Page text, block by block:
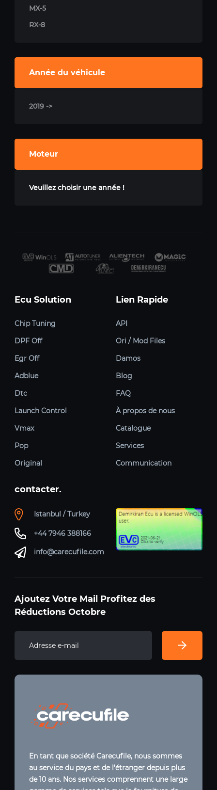
MX-5
RX-8
Année du véhicule
2019 ->
Moteur
Veuillez choisir une année !
Ecu Solution
Chip Tuning
DPF Off
Egr Off
Adblue
Dtc
Launch Control
Vmax
Pop
Original
Lien Rapide
API
Ori / Mod Files
Damos
Blog
FAQ
À propos de nous
Catalogue
Services
Communication
contacter.
Istanbul / Turkey
+44 7946 388166
info@carecufile.com
Ajoutez Votre Mail Profitez des
Réductions Octobre
En tant que société Carecufile, nous sommes
au service du pays et de l'étranger depuis plus
de 10 ans. Nos services comprennent une large